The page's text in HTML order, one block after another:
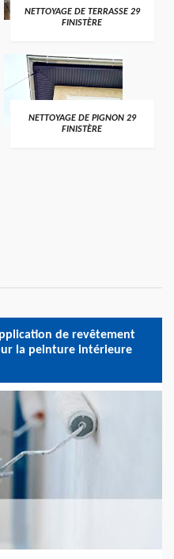
NETTOYAGE DE TERRASSE 29
FINISTÈRE
NETTOYAGE DE PIGNON 29
FINISTÈRE
de revêtement
la peinture intérieure